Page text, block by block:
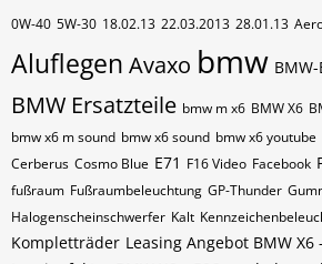
0W-40 5W-30 18.02.13 22.03.2013 28.01.13
Aluflegen Avaxo bmw
BMW Ersatzteile bmw m x6 BMW X6
bmw x6 m sound bmw x6 sound bmw x6 youtube
Cerberus Cosmo Blue E71 F16 Video Facebook
fußraum Fußraumbeleuchtung GP-Thunder
Halogenscheinschwerfer Kalt
Kompletträder Leasing Angebot BMW X6